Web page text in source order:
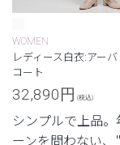
WOMEN
レディース白衣:アー
コート
32,890円 (税込)
シンプルで上品
ーンを問わない